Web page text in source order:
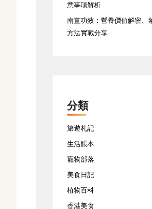
意事項解析
南薑功效：營養價值解密、
方法實戰分享
分類
旅遊札記
生活賬本
寵物部落
美食日記
植物百科
香港美食